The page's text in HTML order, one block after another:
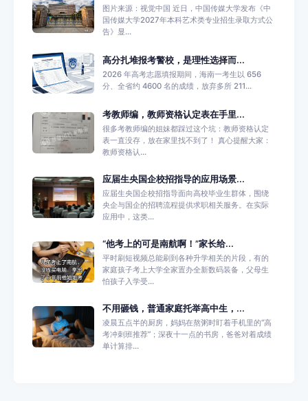
图片来源：视觉中国 近日，中国传媒大学发布《中
国传媒大学2027年本科艺术类专业招生录取方式公
告》显...
高分扎堆报考警校，是理性选择而...
2026 年高考志愿填报期间，海南一考生以 656
分、全省约 4600 名的成绩，放弃多所 211...
考教师编，教师资格认定表在手里...
很多考教师编的姐妹都踩过这个坑：教师资格认定
表一直没存，放在家里找不到了！ 真心提醒大家：
教师资格认...
应届生央国企校招指导的应用场景...
应届生央国企校招指导面向高校毕业生群体，围绕
央企与国企的招聘流程提供求职相关服务。在实际
应用中，这类...
“他考上的可是南航啊！”家长给...
平时刷短视频总能刷到各种升学相关的片段，有的
家庭孩子考上大学全家置办全新数码装备，父母生
怕孩子入学受...
不用砸钱，普通家庭托举高中生，...
凌晨五点半的厨房，妈妈在熬粥时盯着手机里的“高
考冲刺班推荐”；深夜十一点的书房，爸爸对着成绩
单计算排...